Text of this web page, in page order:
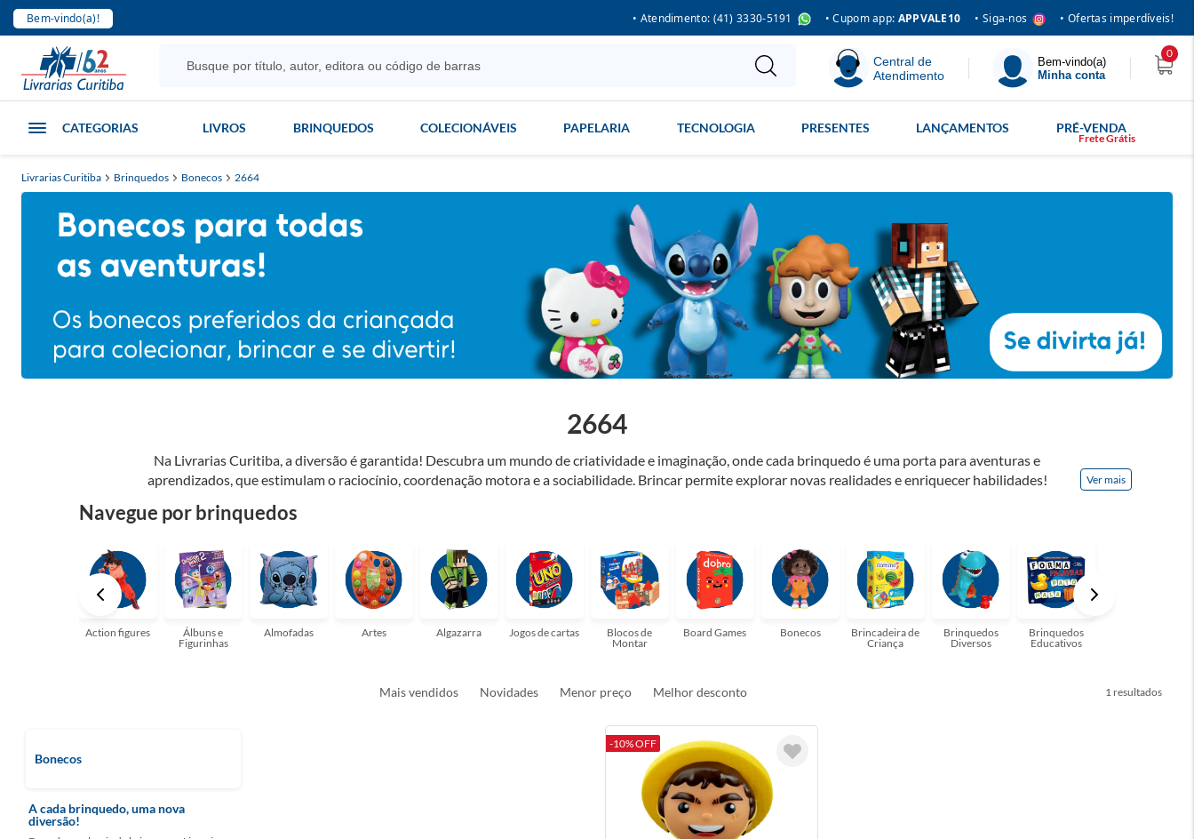
Bem-vindo(a)! • Atendimento: (41) 3330-5191 • Cupom app: APPVALE10 • Siga-nos • Ofertas imperdíveis!
Central de
Atendimento
Bem-vindo(a)
Minha conta
0
CATEGORIAS LIVROS BRINQUEDOS COLECIONÁVEIS PAPELARIA TECNOLOGIA PRESENTES LANÇAMENTOS PRÉ-VENDA
Livrarias Curitiba Brinquedos Bonecos 2664
Na Livrarias Curitiba, a diversão é garantida! Descubra um mundo de criatividade e imaginação, onde cada brinquedo é uma porta para aventuras e
aprendizados, que estimulam o raciocínio, coordenação motora e a sociabilidade. Brincar permite explorar novas realidades e enriquecer habilidades!
Ver mais
2664
Navegue por brinquedos
Action figures
Álbuns e
Figurinhas
Almofadas Artes Algazarra Jogos de cartas
Blocos de
Montar
Board Games Bonecos
Brincadeira de
Criança
Brinquedos
Diversos
Brinquedos
Educativos
Mais vendidos Novidades Menor preço Melhor desconto 1
Bonecos
A cada brinquedo, uma nova
diversão!
-10% OFF